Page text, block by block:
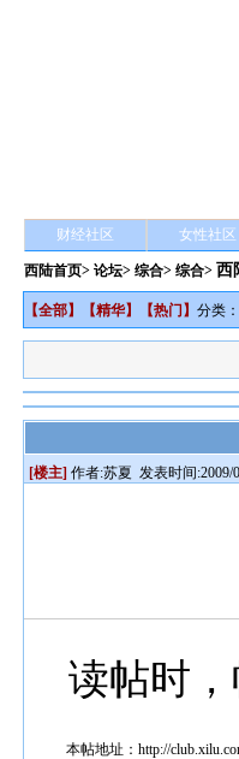
财经社区 女性社区
西陆首页>论坛>综合> 综合> 西
【全部】【精华】【热门 】分类
[楼主] 作者:苏夏 发表时间:2009/
读帖时
本帖地址：http://